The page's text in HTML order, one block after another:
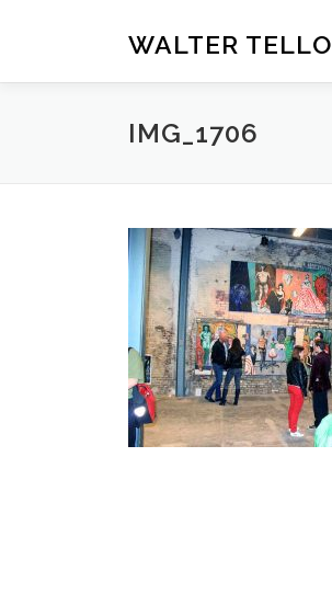
WALTER TELLO
IMG_1706